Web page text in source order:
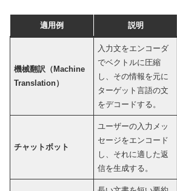
適用例 説明
機械翻訳（Machine
Translation）
入力文をエンコーダ
でベクトルに圧縮
し、その情報を元に
ターゲット言語の文
をデコードする。
チャットボット
ユーザーの入力メッ
セージをエンコード
し、それに適した返
信を生成する。